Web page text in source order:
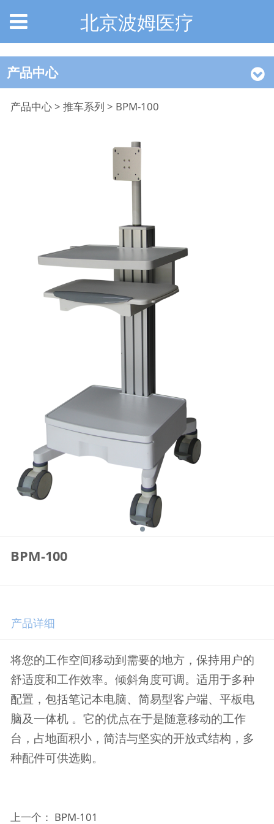
北京波姆医疗
产品中心
BPM-100
产品中心> 推车系列 > BPM-100
BPM-100
产品详细
将您的工作空间移动到需要的地方，保持用户的
舒适度和工作效率。倾斜角度可调。 适用于多种
配置，包括笔记本电脑、简易型客户端、平板电
脑及一体机 。它的优点在于是随意移动的工作
台，占地面积小，简洁与坚实的开放式结构，多
种配件可供选购。
上一个： BPM-101